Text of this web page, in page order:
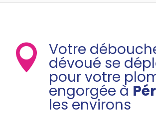
 Votre
dévoué se
pour votre
engorgée à
les environs